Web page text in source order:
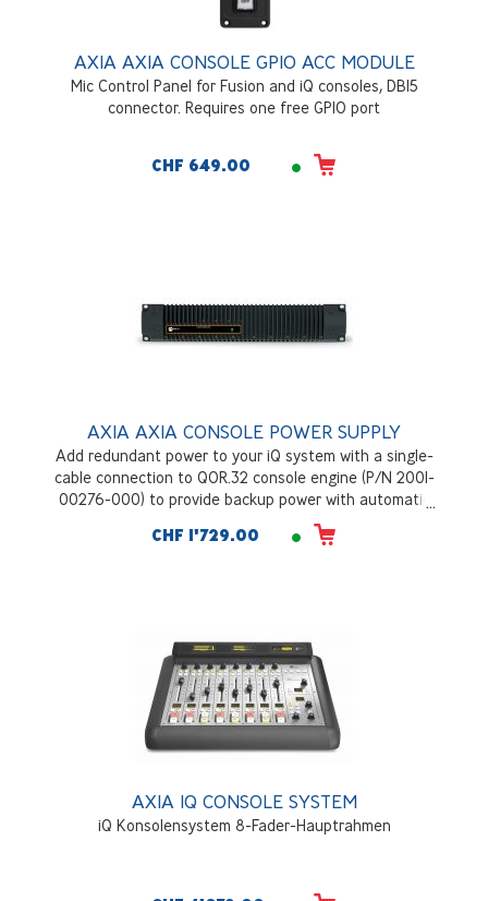
AXIA AXIA CONSOLE GPIO ACC MODULE
Mic Control Panel for Fusion and iQ consoles, DB15
connector. Requires one free GPIO port
CHF 649.00
AXIA AXIA CONSOLE POWER SUPPLY
Add redundant power to your iQ system with a single-
cable connection to QOR.32 console engine (P/N 2001-
00276-000) to provide backup power with automatic
switching, auto-sensing power supply, 100VAC to
240VAC, 50 Hz to 60 Hz. 250 Watts, rackmount, 2RU
CHF 1'729.00
AXIA IQ CONSOLE SYSTEM
iQ Konsolensystem 8-Fader-Hauptrahmen